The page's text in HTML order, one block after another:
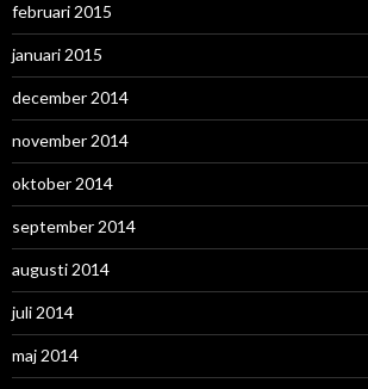
februari 2015
januari 2015
december 2014
november 2014
oktober 2014
september 2014
augusti 2014
juli 2014
maj 2014